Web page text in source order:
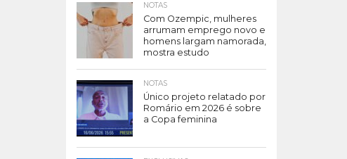
NOTAS
Com Ozempic, mulheres
arrumam emprego novo e
homens largam namorada,
mostra estudo
NOTAS
Único projeto relatado por
Romário em 2026 é sobre
a Copa feminina